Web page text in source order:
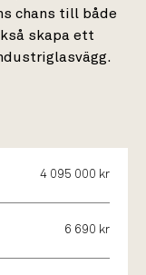
chans till både
skapa ett
4 095 000 kr
6 690 kr